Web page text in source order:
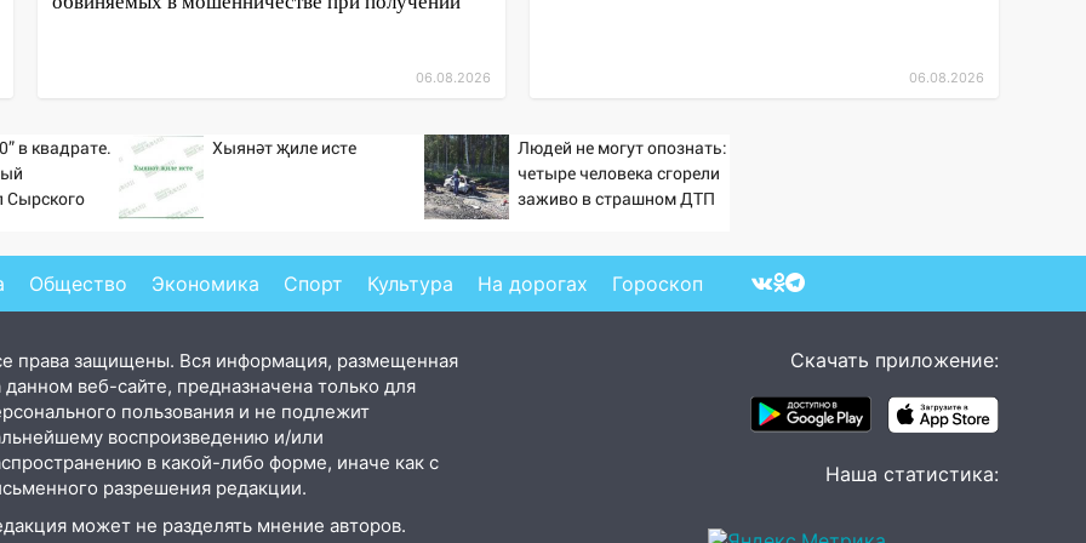
06.08.2026 06.08.2026
в квадрате.
Сырского
Хыянәт җиле исте
Людей не могут опознать:
четыре человека сгорели
заживо в страшном ДТП
Общество Экономика Спорт Культура На дорогах Гороскоп
права защищены. Вся информация, размещенная
данном веб-сайте, предназначена только для
пользования и не подлежит
воспроизведению и/или
в какой-либо форме, иначе как с
разрешения редакции.
может не разделять мнение авторов.
Скачать приложение:
Наша статистика: